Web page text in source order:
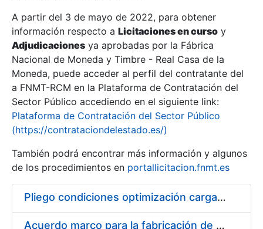
Mostra/Amaga
Mostra/Amaga
Mostra/Amaga
A partir del 3 de mayo de 2022, para obtener
información respecto a Licitaciones en curso y
Adjudicaciones ya aprobadas por la Fábrica
Nacional de Moneda y Timbre - Real Casa de la
Moneda, puede acceder al perfil del contratante del
a FNMT-RCM en la Plataforma de Contratación del
Sector Público accediendo en el siguiente link:
Plataforma de Contratación del Sector Público
(https://contrataciondelestado.es/)
También podrá encontrar más información y algunos
de los procedimientos en portallicitacion.fnmt.es
Pliego condiciones optimización cargas compras firmado
Acuerdo marco para la fabricación de piezas